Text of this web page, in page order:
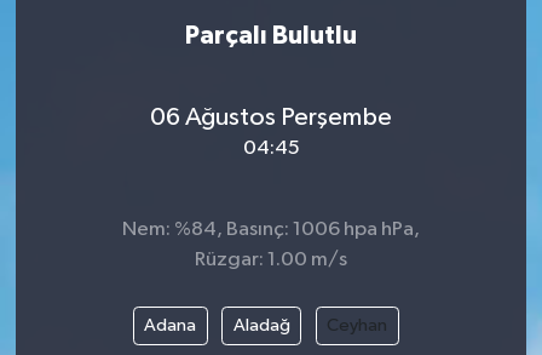
Parçalı Bulutlu
06 Ağustos Perşembe
04:45
Nem: %84, Basınç: 1006 hpa hPa,
Rüzgar: 1.00 m/s
Adana Aladağ Ceyhan